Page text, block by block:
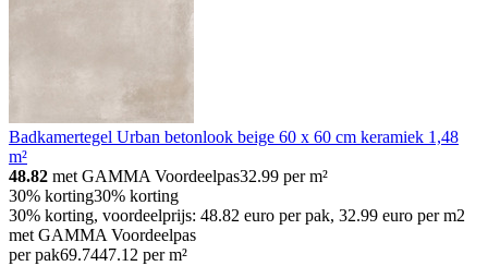
Badkamertegel Urban betonlook beige 60 x 60 cm keramiek 1,48
m²
48.82 met GAMMA Voordeelpas32.99 per m²
30% korting30% korting
30% korting, voordeelprijs: 48.82 euro per pak, 32.99 euro per m2
met GAMMA Voordeelpas
per pak69.7447.12 per m²